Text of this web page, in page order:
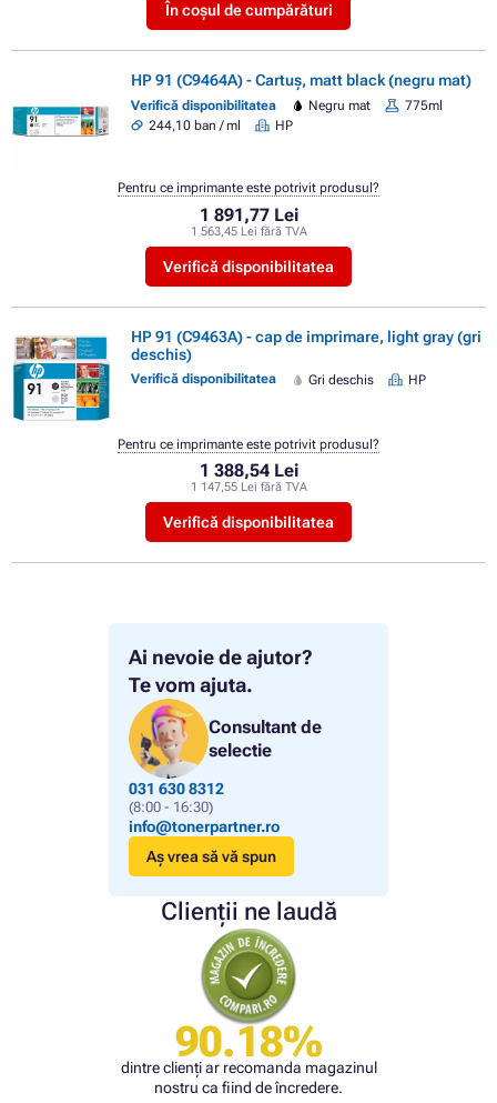
Ai nevoie de ajutor?
Te vom ajuta.
Consultant de
selectie
031 630 8312
(8:00 - 16:30)
info@tonerpartner.ro
Aș vrea să vă spun
Clienții ne laudă
90.18%
dintre clienți ar recomanda magazinul
nostru ca fiind de încredere.
În coșul de cumpărături
HP 91 (C9464A) - Cartuș, matt black (negru mat)
Verifică disponibilitatea Negru mat
775ml
244,10 ban / ml
HP
1 891,77 Lei
1 563,45 Lei fără TVA
Verifică disponibilitatea
Pentru ce imprimante este potrivit produsul?
HP 91 (C9463A) - cap de imprimare, light gray (gri
deschis)
Verifică disponibilitatea Gri deschis HP
1 388,54 Lei
1 147,55 Lei fără TVA
Verifică disponibilitatea
Pentru ce imprimante este potrivit produsul?